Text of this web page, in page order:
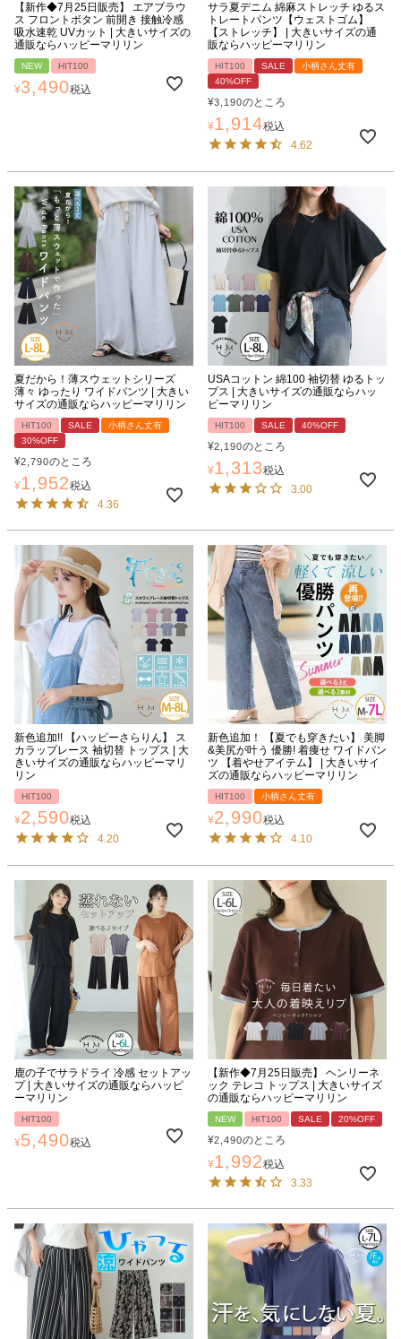
【新作◆7月25日販売】 エアブラウ
ス フロントボタン 前開き 接触冷感
吸水速乾 UVカット | 大きいサイズの
通販ならハッピーマリリン
NEW HIT100
¥3,490税込
サラ夏デニム 綿麻ストレッチ ゆるス
トレートパンツ【ウェストゴム】
【ストレッチ】 | 大きいサイズの通
販ならハッピーマリリン
HIT100 SALE
小柄さん丈有
40%OFF
¥3,190のところ
¥1,914税込
4.62
夏だから！薄スウェットシリーズ
薄々 ゆったり ワイドパンツ | 大きい
サイズの通販ならハッピーマリリン
HIT100 SALE
小柄さん丈有
30%OFF
¥2,790のところ
¥1,952税込
4.36
USAコットン 綿100 袖切替 ゆるトッ
プス | 大きいサイズの通販ならハッ
ピーマリリン
HIT100 SALE 40%OFF
¥2,190のところ
¥1,313税込
3.00
新色追加!! 【ハッピーさらりん】 ス
カラップレース 袖切替 トップス | 大
きいサイズの通販ならハッピーマリ
リン
HIT100
¥2,590税込
4.20
新色追加！ 【夏でも穿きたい】 美脚
&美尻が叶う 優勝! 着痩せ ワイドパン
ツ 【着やせアイテム】 | 大きいサイ
ズの通販ならハッピーマリリン
HIT100 小柄さん丈有
¥2,990税込
4.10
鹿の子でサラドライ 冷感 セットアッ
プ | 大きいサイズの通販ならハッピ
ーマリリン
HIT100
¥5,490税込
【新作◆7月25日販売】 ヘンリーネ
ック テレコ トップス | 大きいサイズ
の通販ならハッピーマリリン
NEW HIT100 SALE 20%OFF
¥2,490のところ
¥1,992税込
3.33